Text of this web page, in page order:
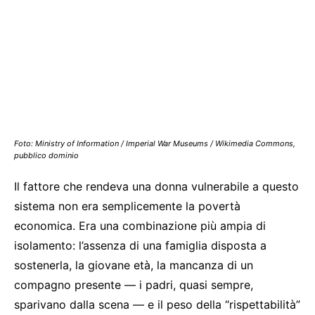
Foto: Ministry of Information / Imperial War Museums / Wikimedia Commons,
pubblico dominio
Il fattore che rendeva una donna vulnerabile a questo
sistema non era semplicemente la povertà
economica. Era una combinazione più ampia di
isolamento: l’assenza di una famiglia disposta a
sostenerla, la giovane età, la mancanza di un
compagno presente — i padri, quasi sempre,
sparivano dalla scena — e il peso della “rispettabilità”